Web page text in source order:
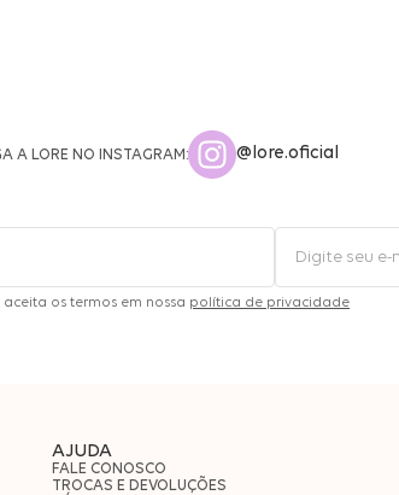
A LORE NO INSTAGRAM: @lore.oficial
os termos em nossa política de privacidade
AJUDA
FALE CONOSCO
TROCAS E DEVOLUÇÕES